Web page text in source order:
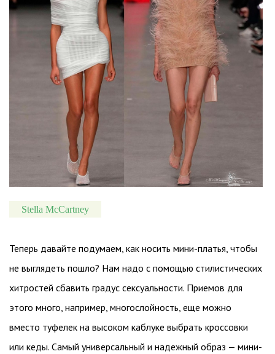
Stella McCartney
Теперь давайте подумаем, как носить мини-платья, чтобы
не выглядеть пошло? Нам надо с помощью стилистических
хитростей сбавить градус сексуальности. Приемов для
этого много, например, многослойность, еще можно
вместо туфелек на высоком каблуке выбрать кроссовки
или кеды. Самый универсальный и надежный образ — мини-